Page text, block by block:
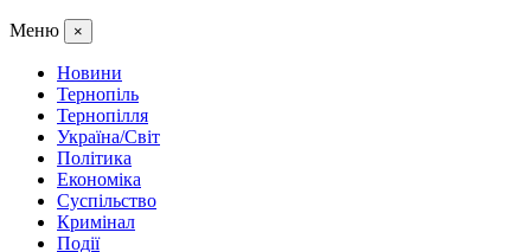
Меню ×
Новини
Тернопіль
Тернопілля
Україна/Світ
Політика
Економіка
Суспільство
Кримінал
Події